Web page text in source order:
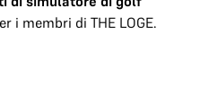
i membri di THE LOGE.